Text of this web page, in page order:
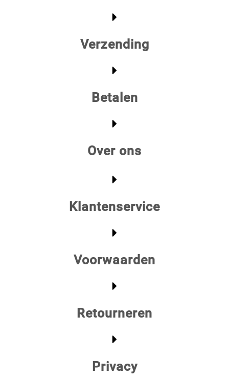
Verzending
Betalen
Over ons
Klantenservice
Voorwaarden
Retourneren
Privacy